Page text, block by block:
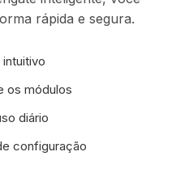
rápida e segura.
os módulos
diário
configuração